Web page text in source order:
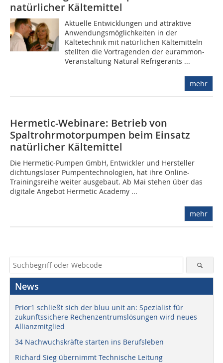
natürlicher Kältemittel
Aktuelle Entwicklungen und attraktive
Anwendungsmöglichkeiten in der
Kältetechnik mit natürlichen Kältemitteln
stellten die Vortragenden der eurammon-
Veranstaltung Natural Refrigerants ...
mehr
Hermetic-Webinare: Betrieb von
Spaltrohrmotorpumpen beim Einsatz
natürlicher Kältemittel
Die Hermetic-Pumpen GmbH, Entwickler und Hersteller
dichtungsloser Pumpentechnologien, hat ihre Online-
Trainingsreihe weiter ausgebaut. Ab Mai stehen über das
digitale Angebot Hermetic Academy ...
mehr
News
Prior1 schließt sich der bluu unit an: Spezialist für
zukunftssichere Rechenzentrumslösungen wird neues
Allianzmitglied
34 Nachwuchskräfte starten ins Berufsleben
Richard Sieg übernimmt Technische Leitung